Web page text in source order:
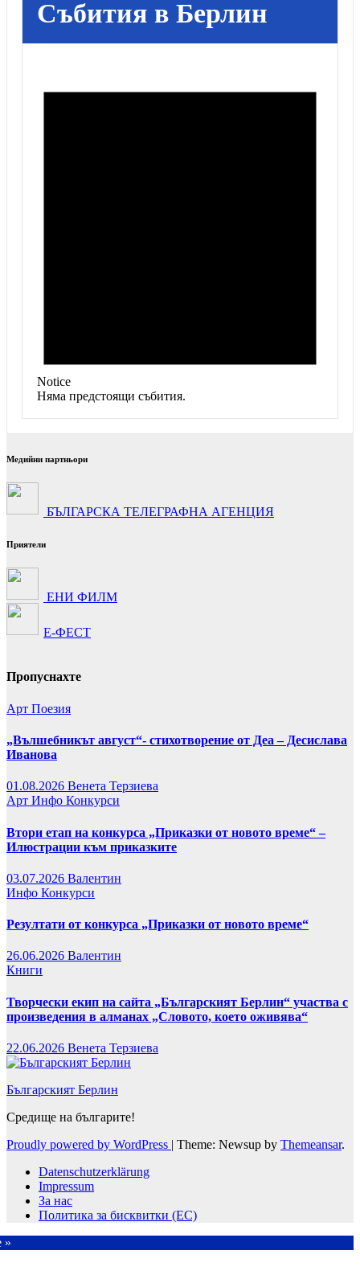
Събития в Берлин
Notice
Няма предстоящи събития.
Медийни партньори
БЪЛГАРСКА ТЕЛЕГРАФНА АГЕНЦИЯ
Приятели
ЕНИ ФИЛМ
Е-ФЕСТ
Пропуснахте
Арт Поезия
„Вълшебникът август“- стихотворение от Деа – Десислава
Иванова
01.08.2026 Венета Терзиева
Арт Инфо Конкурси
Втори етап на конкурса „Приказки от новото време“ –
Илюстрации към приказките
03.07.2026 Валентин
Инфо Конкурси
Резултати от конкурса „Приказки от новото време“
26.06.2026 Валентин
Книги
Творчески екип на сайта „Българският Берлин“ участва с
произведения в алманах „Словото, което оживява“
22.06.2026 Венета Терзиева
Българският Берлин
Средище на българите!
Proudly powered by WordPress | Theme: Newsup by Themeansar.
Datenschutzerklärung
Impressum
За нас
Политика за бисквитки (ЕС)
»